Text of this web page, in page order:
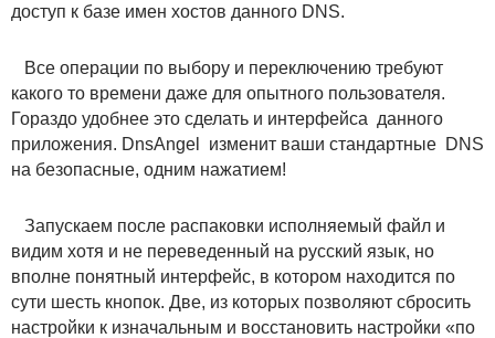
доступ к базе имен хостов данного DNS.
Все операции по выбору и переключению требуют
какого то времени даже для опытного пользователя.
Гораздо удобнее это сделать и интерфейса данного
приложения. DnsAngel изменит ваши стандартные DNS
на безопасные, одним нажатием!
Запускаем после распаковки исполняемый файл и
видим хотя и не переведенный на русский язык, но
вполне понятный интерфейс, в котором находится по
сути шесть кнопок. Две, из которых позволяют сбросить
настройки к изначальным и восстановить настройки «по